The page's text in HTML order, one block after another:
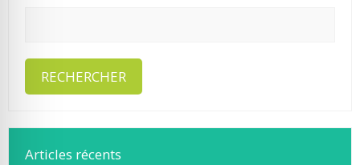
Articles récents